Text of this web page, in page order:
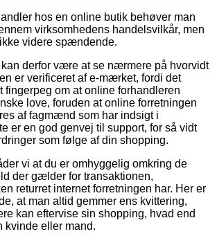
hos en online butik behøver man
virksomhedens handelsvilkår, men
videre spændende.
kan derfor være at se nærmere på hvorvidt
er verificeret af e-mærket, fordi det
fingerpeg om at online forhandleren
love, foruden at online forretningen
af fagmænd som har indsigt i
er en god genvej til support, for så vidt
som følge af din shopping.
vi at du er omhyggelig omkring de
der gælder for transaktionen,
returret internet forretningen har. Her er
at man altid gemmer ens kvittering,
kan eftervise sin shopping, hvad end
kvinde eller mand.